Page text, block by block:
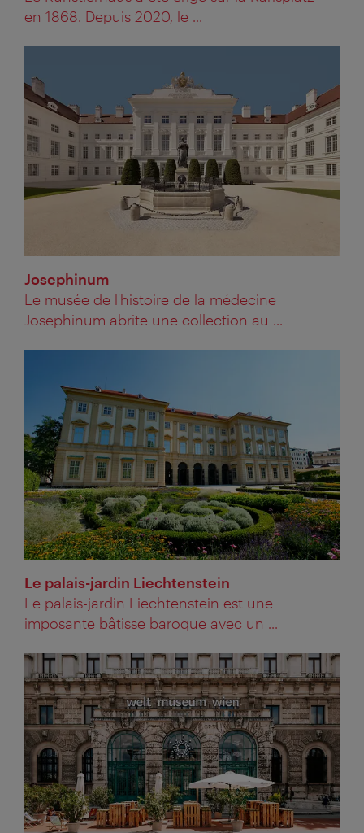
en 1868. Depuis 2020, le ...
Josephinum
Le musée de l'histoire de la médecine
Josephinum abrite une collection au ...
Le palais-jardin Liechtenstein
Le palais-jardin Liechtenstein est une
imposante bâtisse baroque avec un ...